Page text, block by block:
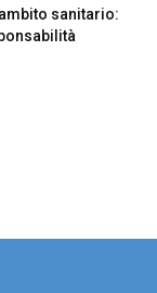
sanitario: